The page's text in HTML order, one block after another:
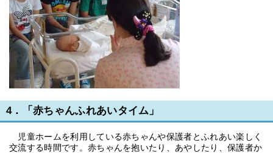
4．「赤ちゃんふれあいタイム」
児童ホームを利用している赤ちゃんや保護者とふれあい楽しく
交流する時間です。赤ちゃんを抱いたり、あやしたり、保護者か